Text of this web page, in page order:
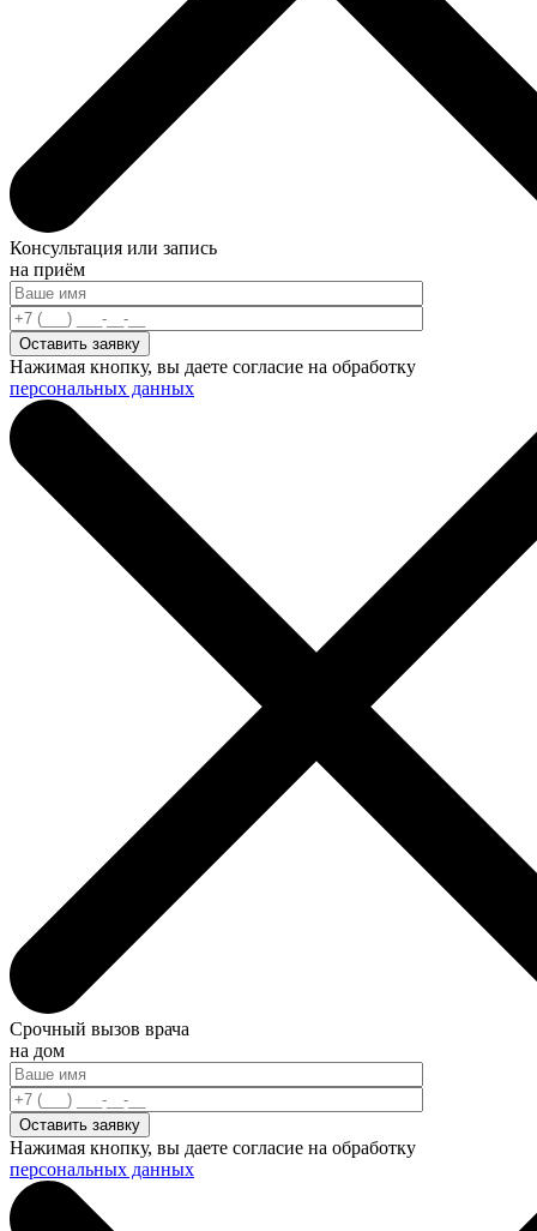
Консультация или запись
на приём
Нажимая кнопку, вы даете согласие на обработку
персональных данных
Срочный вызов врача
на дом
Нажимая кнопку, вы даете согласие на обработку
персональных данных